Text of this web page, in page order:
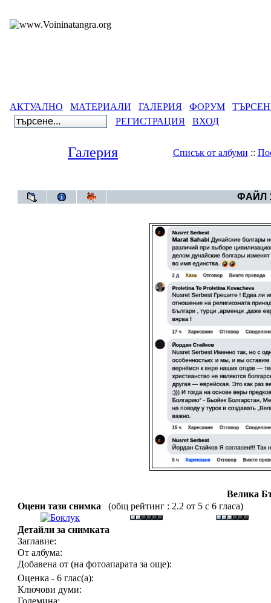
АКТУАЛНО МАТЕРИАЛИ ГАЛЕРИЯ ФОРУМ
РЕГИСТРАЦИЯ
ВХОД
Галерия Списък от албуми ::
ФАЙЛ
Велика
Оцени тази снимка
(общ рейтинг : 2.2 от 5 с 6 гласа)
Детайли за снимката
Заглавие:
От албума:
Добавена от (на фотоапарата за още):
Оценка - 6 глас(а):
Ключови думи:
Големина: